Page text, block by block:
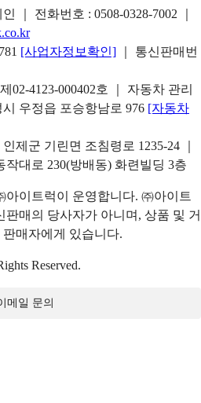
｜ 전화번호 : 0508-0328-7002
[사업자정보확인]
｜ 통신판매번
02-4123-000402호 ｜ 자동차 관리
우정읍 포승항남로 976 [자동차
제군 기린면 조침령로 1235-24 ｜
대로 230(방배동) 화련빌딩 3층
아이트럭이 운영합니다. ㈜아이트
매의 당사자가 아니며, 상품 및 거
매자에게 있습니다.
Reserved.
메일 문의